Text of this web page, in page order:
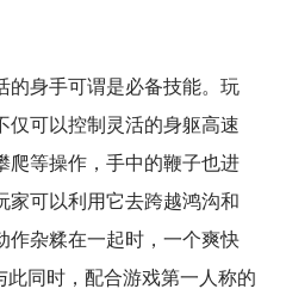
的身手可谓是必备技能。玩
仅可以控制灵活的身躯高速
爬等操作，手中的鞭子也进
家可以利用它去跨越鸿沟和
作杂糅在一起时，一个爽快
此同时，配合游戏第一人称的